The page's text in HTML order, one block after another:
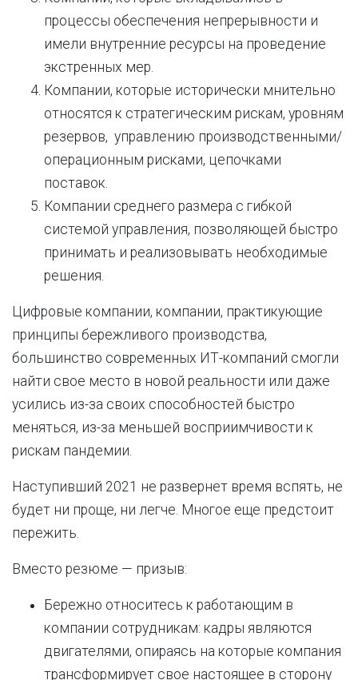
процессы обеспечения непрерывности и
имели внутренние ресурсы на проведение
экстренных мер.
Компании, которые исторически мнительно
относятся к стратегическим рискам, уровням
резервов, управлению производственными/
операционным рисками, цепочками
поставок.
Компании среднего размера с гибкой
системой управления, позволяющей быстро
принимать и реализовывать необходимые
решения.
Цифровые компании, компании, практикующие
принципы бережливого производства,
большинство современных ИТ-компаний смогли
найти свое место в новой реальности или даже
усились из-за своих способностей быстро
меняться, из-за меньшей восприимчивости к
рискам пандемии.
Наступивший 2021 не развернет время вспять, не
будет ни проще, ни легче. Многое еще предстоит
пережить.
Вместо резюме — призыв:
Бережно относитесь к работающим в
компании сотрудникам: кадры являются
двигателями, опираясь на которые компания
трансформирует свое настоящее в сторону